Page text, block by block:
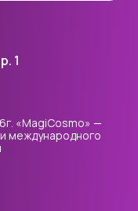
1
«MagiCosmo» —
международного